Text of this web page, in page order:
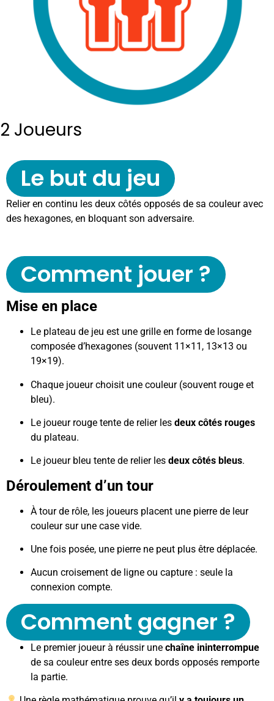
2 Joueurs
Le but du jeu
Relier en continu les deux côtés opposés de sa couleur avec
des hexagones, en bloquant son adversaire.
Comment jouer ?
Mise en place
Le plateau de jeu est une grille en forme de losange
composée d’hexagones (souvent 11×11, 13×13 ou
19×19).
Chaque joueur choisit une couleur (souvent rouge et
bleu).
Le joueur rouge tente de relier les deux côtés rouges
du plateau.
Le joueur bleu tente de relier les deux côtés bleus.
Déroulement d’un tour
À tour de rôle, les joueurs placent une pierre de leur
couleur sur une case vide.
Une fois posée, une pierre ne peut plus être déplacée.
Aucun croisement de ligne ou capture : seule la
connexion compte.
Comment gagner ?
Le premier joueur à réussir une chaîne ininterrompue
de sa couleur entre ses deux bords opposés remporte
la partie.